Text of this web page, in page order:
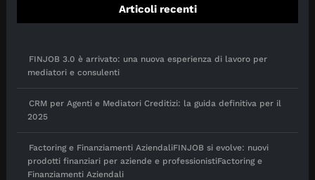
Articoli recenti
FINJOB 3.0 è arrivato: una nuova esperienza di lavoro per
mediatori e consulenti
CRM per Agenti e Mediatori Creditizi: la guida definitiva per il
2025
Factoring e Finanziamenti AziendaliFINJOB si evolve: nuovi
prodotti finanziari per aziende e professionistiFactoring e
Finanziamenti Aziendali